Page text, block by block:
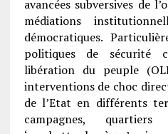
avancées subversives de
médiations
démocratiques.
politiques de sécurité
libération du peuple
interventions de choc
de l’Etat en différents
campagnes,